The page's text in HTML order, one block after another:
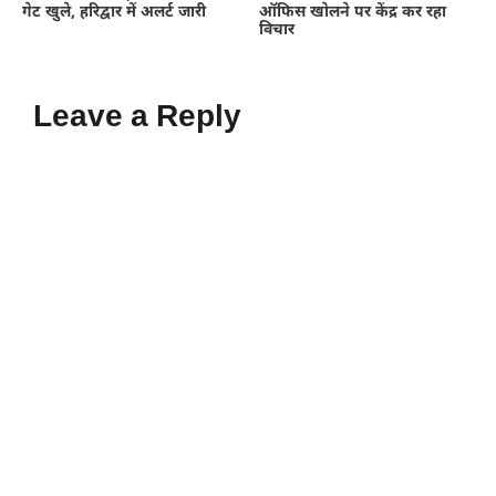
गेट खुले, हरिद्वार में अलर्ट जारी
ऑफिस खोलने पर केंद्र कर रहा
विचार
Leave a Reply